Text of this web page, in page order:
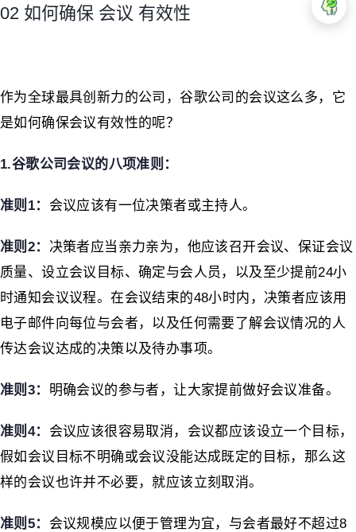
02 如何确保 会议 有效性
作为全球最具创新力的公司，谷歌公司的会议这么多，它
是如何确保会议有效性的呢？
1.谷歌公司会议的八项准则：
准则1： 会议应该有一位决策者或主持人。
准则2： 决策者应当亲力亲为，他应该召开会议、保证会议
质量、设立会议目标、确定与会人员，以及至少提前24小
时通知会议议程。在会议结束的48小时内，决策者应该用
电子邮件向每位与会者，以及任何需要了解会议情况的人
传达会议达成的决策以及待办事项。
准则3： 明确会议的参与者，让大家提前做好会议准备。
准则4： 会议应该很容易取消，会议都应该设立一个目标，
假如会议目标不明确或会议没能达成既定的目标，那么这
样的会议也许并不必要，就应该立刻取消。
准则5： 会议规模应以便于管理为宜，与会者最好不超过8